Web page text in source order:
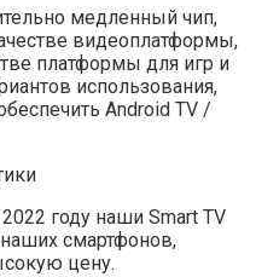
медленный чип,
видеоплатформы,
платформы для игр и
использования,
Android TV /
году наши Smart TV
смартфонов,
цену.